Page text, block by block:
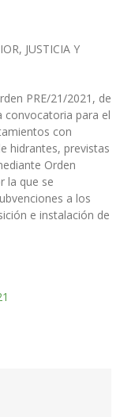
JUSTICIA Y
PRE/21/2021, de
convocatoria para el
con
hidrantes, previstas
Orden
la que se
a los
e instalación de